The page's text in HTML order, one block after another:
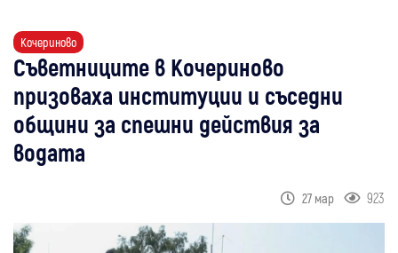
Кочериново
Съветниците в Кочериново
призоваха институции и съседни
общини за спешни действия за
водата
27 мар 923